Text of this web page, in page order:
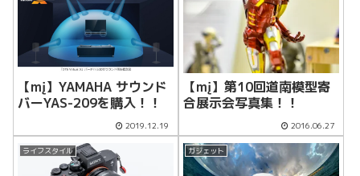
【mį】YAMAHA サウンド
バーYAS-209を購入！！
2019.12.19
【mį】第10回道南模型寄
合展示会写真集！！
2016.06.27
ライフスタイル ガジェット